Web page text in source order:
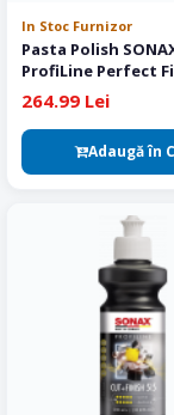
In Stoc Furnizor
Pasta Polish
ProfiLine Perfect
264.99 Lei
Adaugă în